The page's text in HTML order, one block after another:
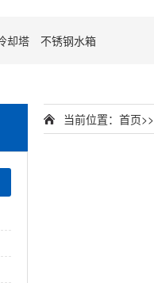
却塔 不锈钢水箱
当前位置： 首页>>